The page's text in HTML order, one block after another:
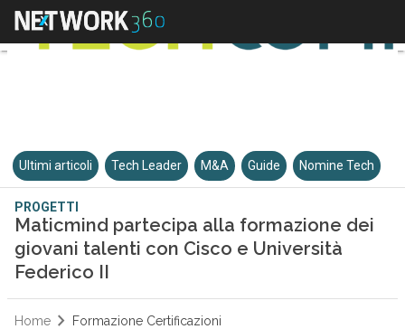
Ultimi articoli Tech Leader M&A Guide Nomine Tech
PROGETTI
Maticmind partecipa alla formazione dei
giovani talenti con Cisco e Università
Federico II
Home Formazione Certificazioni